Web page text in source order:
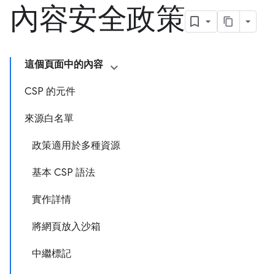
內容安全政策
這個頁面中的內容
CSP 的元件
來源白名單
政策適用於多種資源
基本 CSP 語法
實作詳情
將網頁放入沙箱
中繼標記